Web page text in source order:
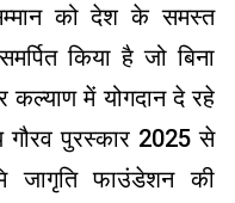
को देश के समस्त
किया है जो बिना
में योगदान दे रहे
गौरव पुरस्कार 2025 से
जागृति फाउंडेशन की